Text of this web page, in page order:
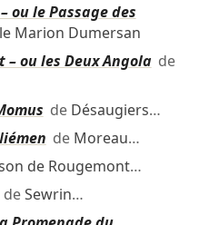
ou le Passage des
Marion Dumersan
ou les Deux Angolade
de Désaugiers…
de Moreau…
de Rougemont…
Sewrin…